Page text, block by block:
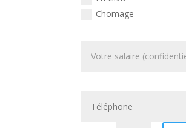
Chomage